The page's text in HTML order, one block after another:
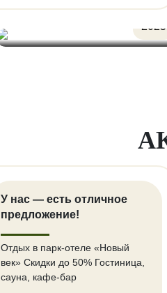
03/06
2025
У нас — есть отличное
предложение!
Отдых в парк-отеле «Новый
век» Скидки до 50% Гостиница,
сауна, кафе-бар